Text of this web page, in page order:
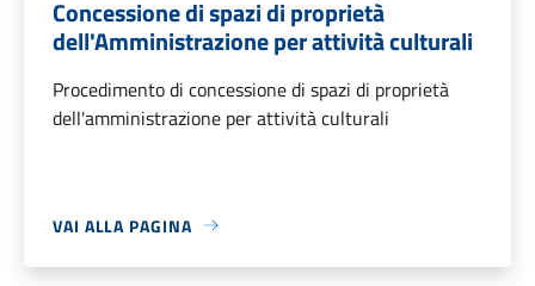
Concessione di spazi di proprietà
dell'Amministrazione per attività culturali
Procedimento di concessione di spazi di proprietà
dell'amministrazione per attività culturali
VAI ALLA PAGINA